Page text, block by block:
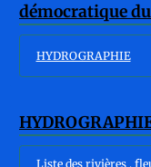
HYDROGRAPHIE
Liste des rivières ,